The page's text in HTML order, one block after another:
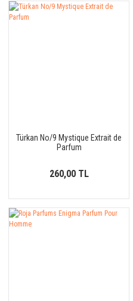
Türkan No/9 Mystique Extrait de
Parfum
260,00 TL